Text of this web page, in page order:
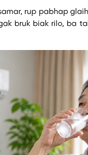
rup pabhap
bruk biak rilo, ba